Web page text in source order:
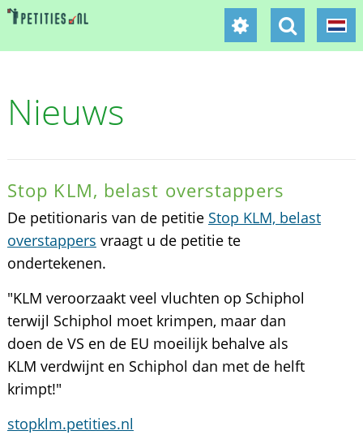
Nieuws
Stop KLM, belast overstappers
De petitionaris van de petitie Stop KLM, belast
overstappers vraagt u de petitie te
ondertekenen.
"KLM veroorzaakt veel vluchten op Schiphol
terwijl Schiphol moet krimpen, maar dan
doen de VS en de EU moeilijk behalve als
KLM verdwijnt en Schiphol dan met de helft
krimpt!"
stopklm.petities.nl